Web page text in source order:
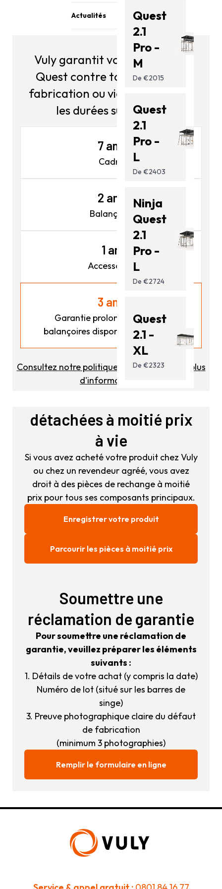
Trampolines
Actualités
Quest
2.1
Pro -
M
De €2015
Quest
2.1
Pro -
L
De €2403
Ninja
Quest
2.1
Pro -
L
De €2724
Quest
2.1 -
XL
De €2323
ordre
Vuly garantit votre structure
Quest contre tout défaut de
fabrication ou vice caché selon
les durées suivantes :
7 ans
Cadre
2 ans
Balançoire
1 an
Accessoires
3 ans
Garantie prolongée pour les
balançoires disponible pour 125 €.
Consultez notre politique de garantie pour plus
d'informations.
détachées à moitié prix
à vie
Si vous avez acheté votre produit chez Vuly
ou chez un revendeur agréé, vous avez
droit à des pièces de rechange à moitié
prix pour tous ses composants principaux.
Enregistrer votre produit
Parcourir les pièces à moitié prix
Soumettre une
réclamation de garantie
Pour soumettre une réclamation de
garantie, veuillez préparer les éléments
suivants :
1. Détails de votre achat (y compris la date)
Numéro de lot (situé sur les barres de
singe)
3. Preuve photographique claire du défaut
de fabrication
(minimum 3 photographies)
Remplir le formulaire en ligne